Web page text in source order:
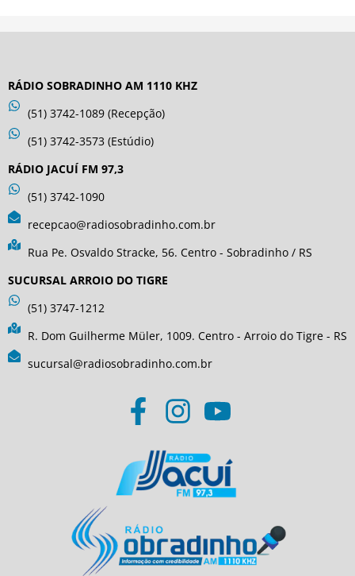
RÁDIO SOBRADINHO AM 1110 KHZ
(51) 3742-1089 (Recepção)
(51) 3742-3573 (Estúdio)
RÁDIO JACUÍ FM 97,3
(51) 3742-1090
recepcao@radiosobradinho.com.br
Rua Pe. Osvaldo Stracke, 56. Centro - Sobradinho / RS
SUCURSAL ARROIO DO TIGRE
(51) 3747-1212
R. Dom Guilherme Müler, 1009. Centro - Arroio do Tigre - RS
sucursal@radiosobradinho.com.br